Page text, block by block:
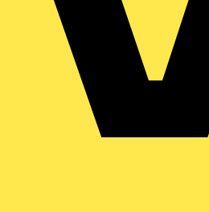
WAGO realisieren Sie den
Anforderungen im Handumdrehen.
Kodierung der
eine fehlerfreie Installation
Fehlsteckschutz inklusive. Laut der
Schutz vor der
Bauteile (In gestecktem Zustand mit
(Diese Installationssteckverbinder
zugänglichen Bereichen
WINSTA
Weiß wird im Regelfall für
in der Energieverteilung genutzt. Der
eine Spannungslast bis 25 A
für leistungsstarke Verbraucher
Flexibilität bei der